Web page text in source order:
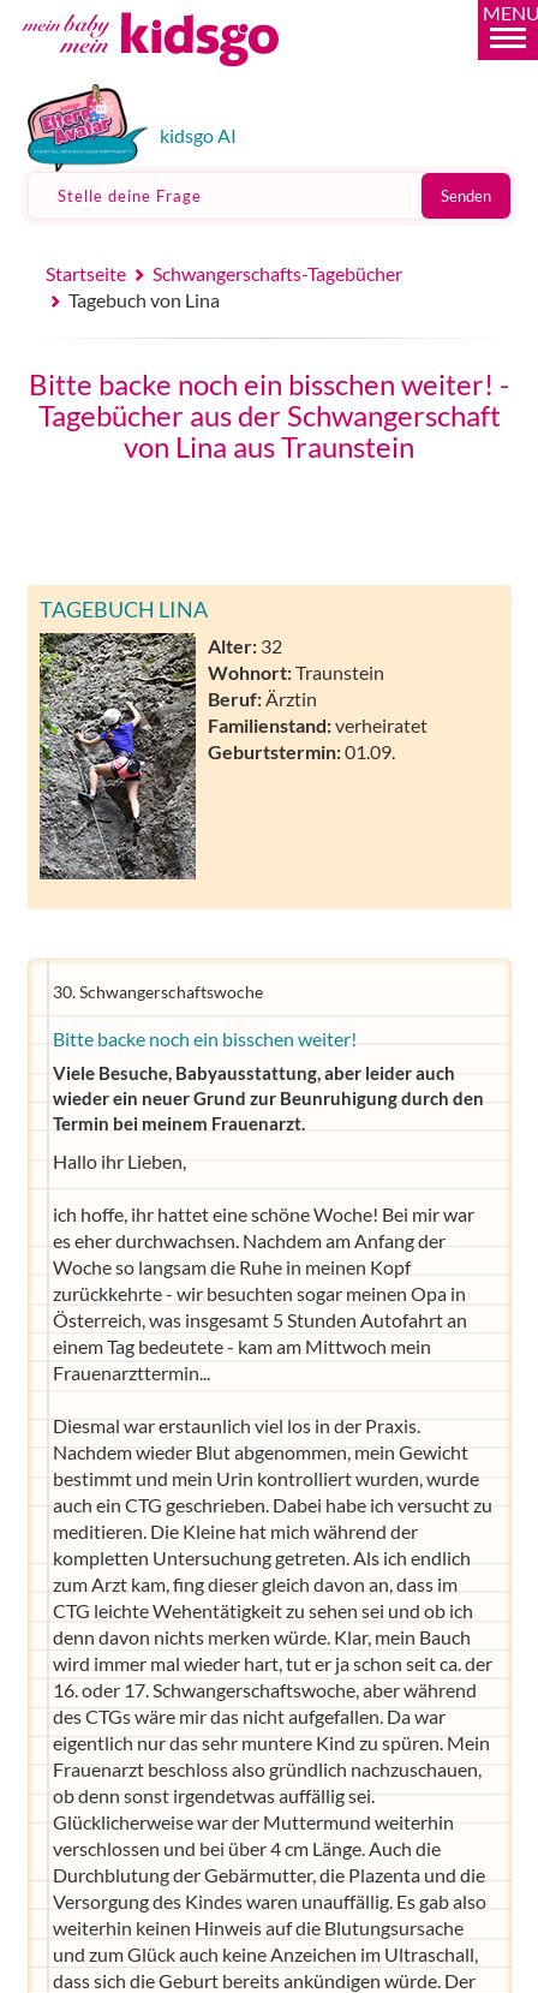
kidsgo AI
Stelle deine Frage Senden
Startseite
Schwangerschafts-Tagebücher
Tagebuch von Lina
Bitte backe noch ein bisschen weiter! -
Tagebücher aus der Schwangerschaft
von Lina aus Traunstein
TAGEBUCH LINA
Alter: 32
Wohnort:Traunstein
Beruf: Ärztin
Familienstand:verheiratet
Geburtstermin:01.09.
30. Schwangerschaftswoche
Bitte backe noch ein bisschen weiter!
Viele Besuche, Babyausstattung, aber leider auch
wieder ein neuer Grund zur Beunruhigung durch den
Termin bei meinem Frauenarzt.
Hallo ihr Lieben,
ich hoffe, ihr hattet eine schöne Woche! Bei mir war
es eher durchwachsen. Nachdem am Anfang der
Woche so langsam die Ruhe in meinen Kopf
zurückkehrte - wir besuchten sogar meinen Opa in
Österreich, was insgesamt 5 Stunden Autofahrt an
einem Tag bedeutete - kam am Mittwoch mein
Frauenarzttermin...
Diesmal war erstaunlich viel los in der Praxis.
Nachdem wieder Blut abgenommen, mein Gewicht
bestimmt und mein Urin kontrolliert wurden, wurde
auch ein CTG geschrieben. Dabei habe ich versucht zu
meditieren. Die Kleine hat mich während der
kompletten Untersuchung getreten. Als ich endlich
zum Arzt kam, fing dieser gleich davon an, dass im
CTG leichte Wehentätigkeit zu sehen sei und ob ich
denn davon nichts merken würde. Klar, mein Bauch
wird immer mal wieder hart, tut er ja schon seit ca. der
16. oder 17. Schwangerschaftswoche, aber während
des CTGs wäre mir das nicht aufgefallen. Da war
eigentlich nur das sehr muntere Kind zu spüren. Mein
Frauenarzt beschloss also gründlich nachzuschauen,
ob denn sonst irgendetwas auffällig sei.
Glücklicherweise war der Muttermund weiterhin
verschlossen und bei über 4 cm Länge. Auch die
Durchblutung der Gebärmutter, die Plazenta und die
Versorgung des Kindes waren unauffällig. Es gab also
weiterhin keinen Hinweis auf die Blutungsursache
und zum Glück auch keine Anzeichen im Ultraschall,
dass sich die Geburt bereits ankündigen würde. Der